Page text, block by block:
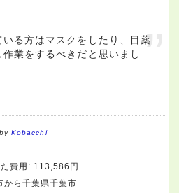
る方はマスクをしたり、目薬
業をするべきだと思いまし
byKobacchi
費用: 113,586円
から千葉県千葉市